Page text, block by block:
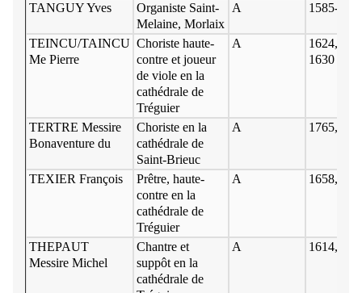
TANGUY Yves
Organiste Saint-
Melaine, Morlaix
A 1585-
TEINCU/TAINCU
Me Pierre
Choriste haute-
contre et joueur
de viole en la
cathédrale de
Tréguier
A
1624,
1630
TERTRE Messire
Bonaventure du
Choriste en la
cathédrale de
Saint-Brieuc
A 1765,
TEXIER François
Prêtre, haute-
contre en la
cathédrale de
Tréguier
A 1658,
THEPAUT
Messire Michel
Chantre et
suppôt en la
cathédrale de
A 1614, août